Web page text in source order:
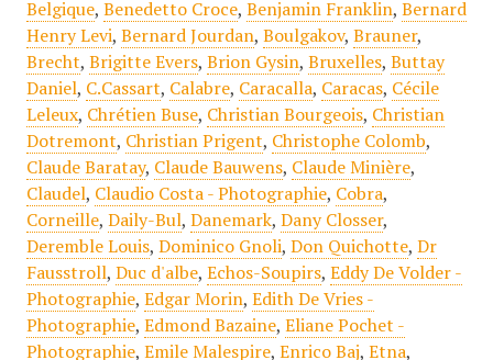
Belgique, Benedetto Croce, Benjamin Franklin, Bernard
Henry Levi, Bernard Jourdan, Boulgakov, Brauner,
Brecht, Brigitte Evers, Brion Gysin, Bruxelles, Buttay
Daniel, C.Cassart, Calabre, Caracalla, Caracas, Cécile
Leleux, Chrétien Buse, Christian Bourgeois, Christian
Dotremont, Christian Prigent, Christophe Colomb,
Claude Baratay, Claude Bauwens, Claude Minière,
Claudel, Claudio Costa - Photographie, Cobra,
Corneille, Daily-Bul, Danemark, Dany Closser,
Deremble Louis, Dominico Gnoli, Don Quichotte, Dr
Fausstroll, Duc d'albe, Echos-Soupirs, Eddy De Volder -
Photographie, Edgar Morin, Edith De Vries -
Photographie, Edmond Bazaine, Eliane Pochet -
Photographie, Emile Malespire, Enrico Baj, Etna,